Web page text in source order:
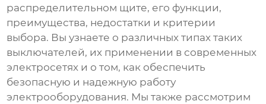
распределительном щите, его функции,
преимущества, недостатки и критерии
выбора. Вы узнаете о различных типах таких
выключателей, их применении в современных
электросетях и о том, как обеспечить
безопасную и надежную работу
электрооборудования. Мы также рассмотрим